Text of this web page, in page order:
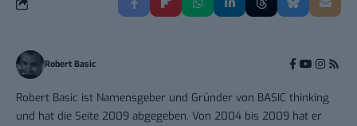
Robert Basic
Robert Basic ist Namensgeber und Gründer von BASIC thinking
und hat die Seite 2009 abgegeben. Von 2004 bis 2009 hat er